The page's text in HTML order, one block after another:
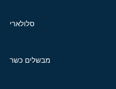
סלולארי
מבשלים כשר